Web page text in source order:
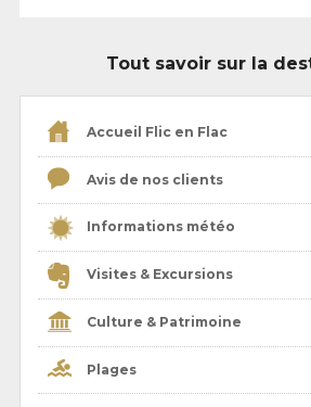
Tout savoir sur la
Accueil Flic en Flac
Avis de nos clients
Informations météo
Visites & Excursions
Culture & Patrimoine
Plages